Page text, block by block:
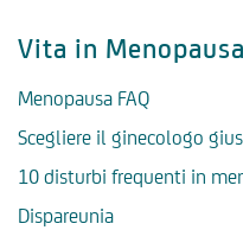
Vita in Menopausa
Menopausa FAQ
Scegliere il ginecologo
10 disturbi frequenti in
Dispareunia